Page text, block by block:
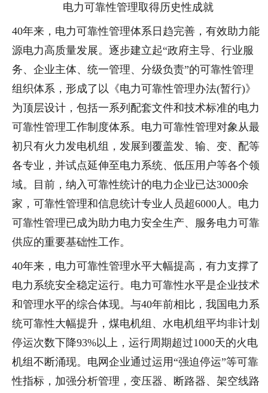
电力可靠性管理取得历史性成就
40年来，电力可靠性管理体系日趋完善，有效助力能
源电力高质量发展。逐步建立起“政府主导、行业服
务、企业主体、统一管理、分级负责”的可靠性管理
组织体系，形成了以《电力可靠性管理办法(暂行)》
为顶层设计，包括一系列配套文件和技术标准的电力
可靠性管理工作制度体系。电力可靠性管理对象从最
初只有火力发电机组，发展到覆盖发、输、变、配等
各专业，并试点延伸至电力系统、低压用户等各个领
域。目前，纳入可靠性统计的电力企业已达3000余
家，可靠性管理和信息统计专业人员超6000人。电力
可靠性管理已成为助力电力安全生产、服务电力可靠
供应的重要基础性工作。
40年来，电力可靠性管理水平大幅提高，有力支撑了
电力系统安全稳定运行。电力可靠性水平是企业技术
和管理水平的综合体现。与40年前相比，我国电力系
统可靠性大幅提升，煤电机组、水电机组平均非计划
停运次数下降93%以上，运行周期超过1000天的火电
机组不断涌现。电网企业通过运用“强迫停运”等可靠
性指标，加强分析管理，变压器、断路器、架空线路